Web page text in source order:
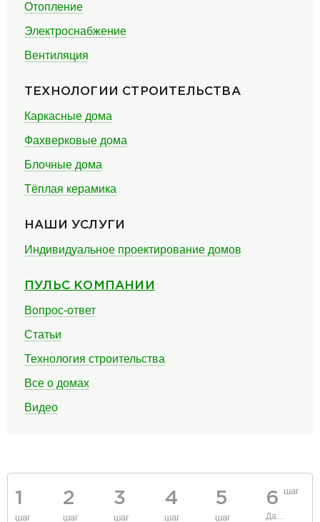
Отопление
Электроснабжение
Вентиляция
ТЕХНОЛОГИИ СТРОИТЕЛЬСТВА
Каркасные дома
Фахверковые дома
Блочные дома
Тёплая керамика
НАШИ УСЛУГИ
Индивидуальное проектирование домов
ПУЛЬС КОМПАНИИ
Вопрос-ответ
Статьи
Технология строительства
Все о домах
Видео
1
шаг
2
шаг
3
шаг
4
шаг
5
шаг
6 шаг
Данные